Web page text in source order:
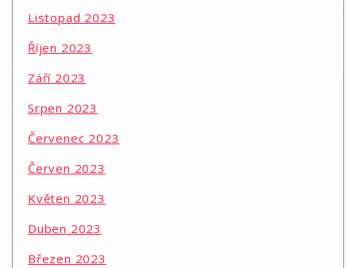
Listopad 2023
Říjen 2023
Září 2023
Srpen 2023
Červenec 2023
Červen 2023
Květen 2023
Duben 2023
Březen 2023